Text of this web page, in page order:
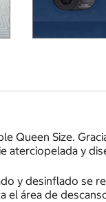
Queen Size.
y
y desinflado se
área de